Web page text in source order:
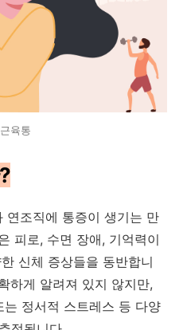
육통
연조직에 통증이 생기는 만
피로, 수면 장애, 기억력이
신체 증상들을 동반합니
하게 알려져 있지 않지만,
정서적 스트레스 등 다양